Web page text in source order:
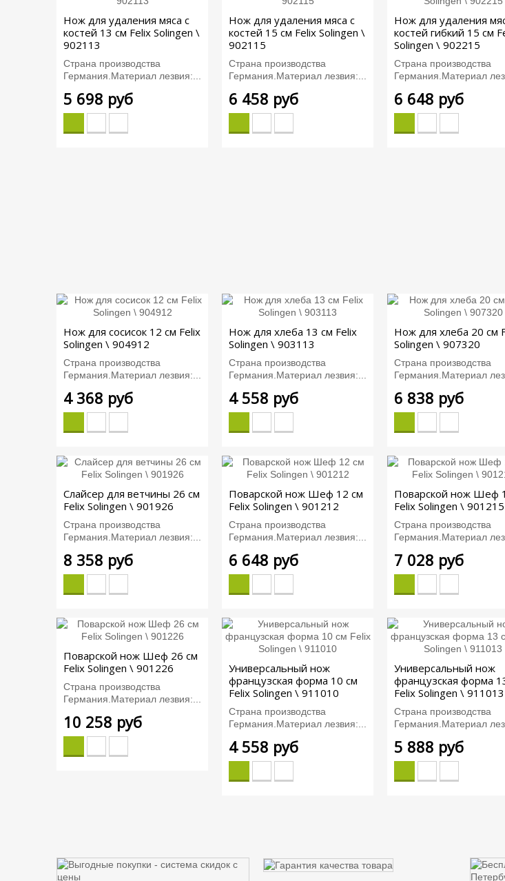
Нож для удаления мяса с
костей 13 см Felix Solingen \
902113
Страна производства
Германия.Материал лезвия:...
5 698 руб
Нож для удаления мяса с
костей 15 см Felix Solingen \
902115
Страна производства
Германия.Материал лезвия:...
6 458 руб
Нож для удаления
костей гибкий 15 см
Solingen \ 902215
Страна производства
Германия.Материал
6 648 руб
Нож для сосисок 12 см Felix
Solingen \ 904912
Страна производства
Германия.Материал лезвия:...
4 368 руб
Нож для хлеба 13 см Felix
Solingen \ 903113
Страна производства
Германия.Материал лезвия:...
4 558 руб
Нож для хлеба 20 см
Solingen \ 907320
Страна производства
Германия.Материал
6 838 руб
Слайсер для ветчины 26 см
Felix Solingen \ 901926
Страна производства
Германия.Материал лезвия:...
8 358 руб
Поварской нож Шеф 12 см
Felix Solingen \ 901212
Страна производства
Германия.Материал лезвия:...
6 648 руб
Поварской нож Шеф
Felix Solingen \ 901215
Страна производства
Германия.Материал
7 028 руб
Поварской нож Шеф 26 см
Felix Solingen \ 901226
Страна производства
Германия.Материал лезвия:...
10 258 руб
Универсальный нож
французская форма 10 см
Felix Solingen \ 911010
Страна производства
Германия.Материал лезвия:...
4 558 руб
Универсальный нож
французская форма
Felix Solingen \ 911013
Страна производства
Германия.Материал
5 888 руб